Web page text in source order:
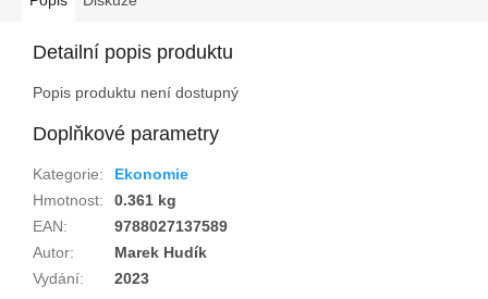
Detailní popis produktu
Popis produktu není dostupný
Doplňkové parametry
Kategorie:
Ekonomie
Hmotnost:
0.361 kg
EAN:
9788027137589
Autor:
Marek Hudík
Vydání: 2023